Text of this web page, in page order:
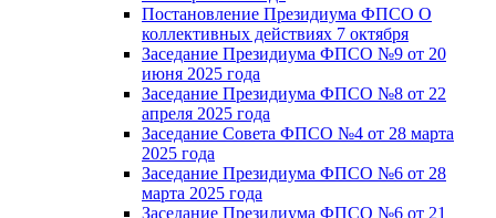
Постановление Президиума ФПСО О
коллективных действиях 7 октября
Заседание Президиума ФПСО №9 от 20
июня 2025 года
Заседание Президиума ФПСО №8 от 22
апреля 2025 года
Заседание Совета ФПСО №4 от 28 марта
2025 года
Заседание Президиума ФПСО №6 от 28
марта 2025 года
Заседание Президиума ФПСО №6 от 21